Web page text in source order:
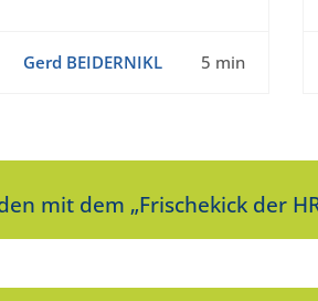
Gerd BEIDERNIKL 5 min
mit dem „Frischekick der